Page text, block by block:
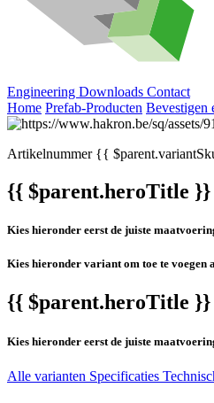
Engineering Downloads Contact
Home Prefab-Producten Bevestigen
Artikelnummer{{
{{ $parent.heroTitle }}
Kies hieronder eerst de juiste
Kies hieronder variant om toe te voegen
{{ $parent.heroTitle }}
Kies hieronder eerst de juiste
Alle varianten Specificaties